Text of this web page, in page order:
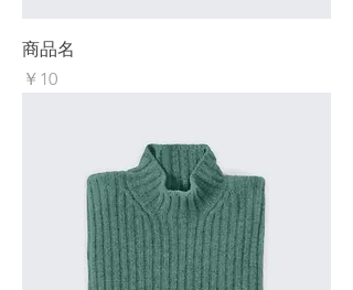
商品名
価格
￥10